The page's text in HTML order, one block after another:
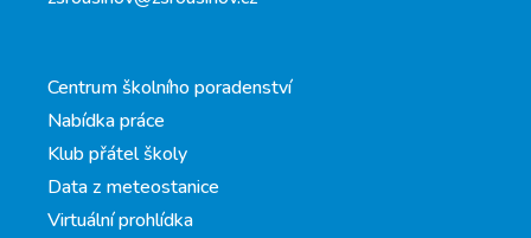
Centrum školního poradenství
Nabídka práce
Klub přátel školy
Data z meteostanice
Virtuální prohlídka